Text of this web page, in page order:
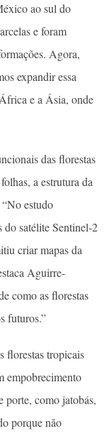
ao sul do
e foram
Agora,
expandir essa
e a Ásia, onde
das florestas
a estrutura da
“No estudo
do satélite Sentinel-2
criar mapas da
Aguirre-
como as florestas
futuros.”
florestas tropicais
empobrecimento
porte, como jatobás,
porque não